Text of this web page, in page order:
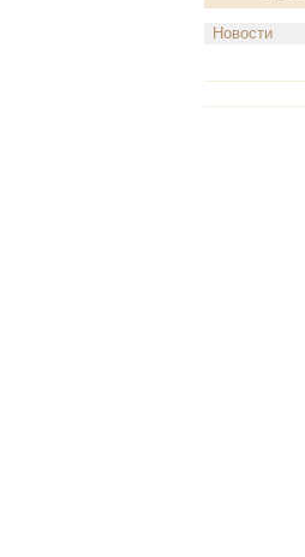
Новости